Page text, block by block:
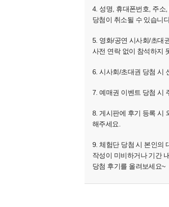
4. 성명, 휴대폰번호, 주소
당첨이 취소될 수 있습니
5. 영화/공연 시사회/초대
사전 연락 없이 참석하지
6. 시사회/초대권 당첨 시
7. 예매권 이벤트 당첨 시
8. 게시판에 후기 등록 시
해주세요.
9. 체험단 당첨 시 본인의
작성이 미비하거나 기간
당첨 후기를 올려보세요~